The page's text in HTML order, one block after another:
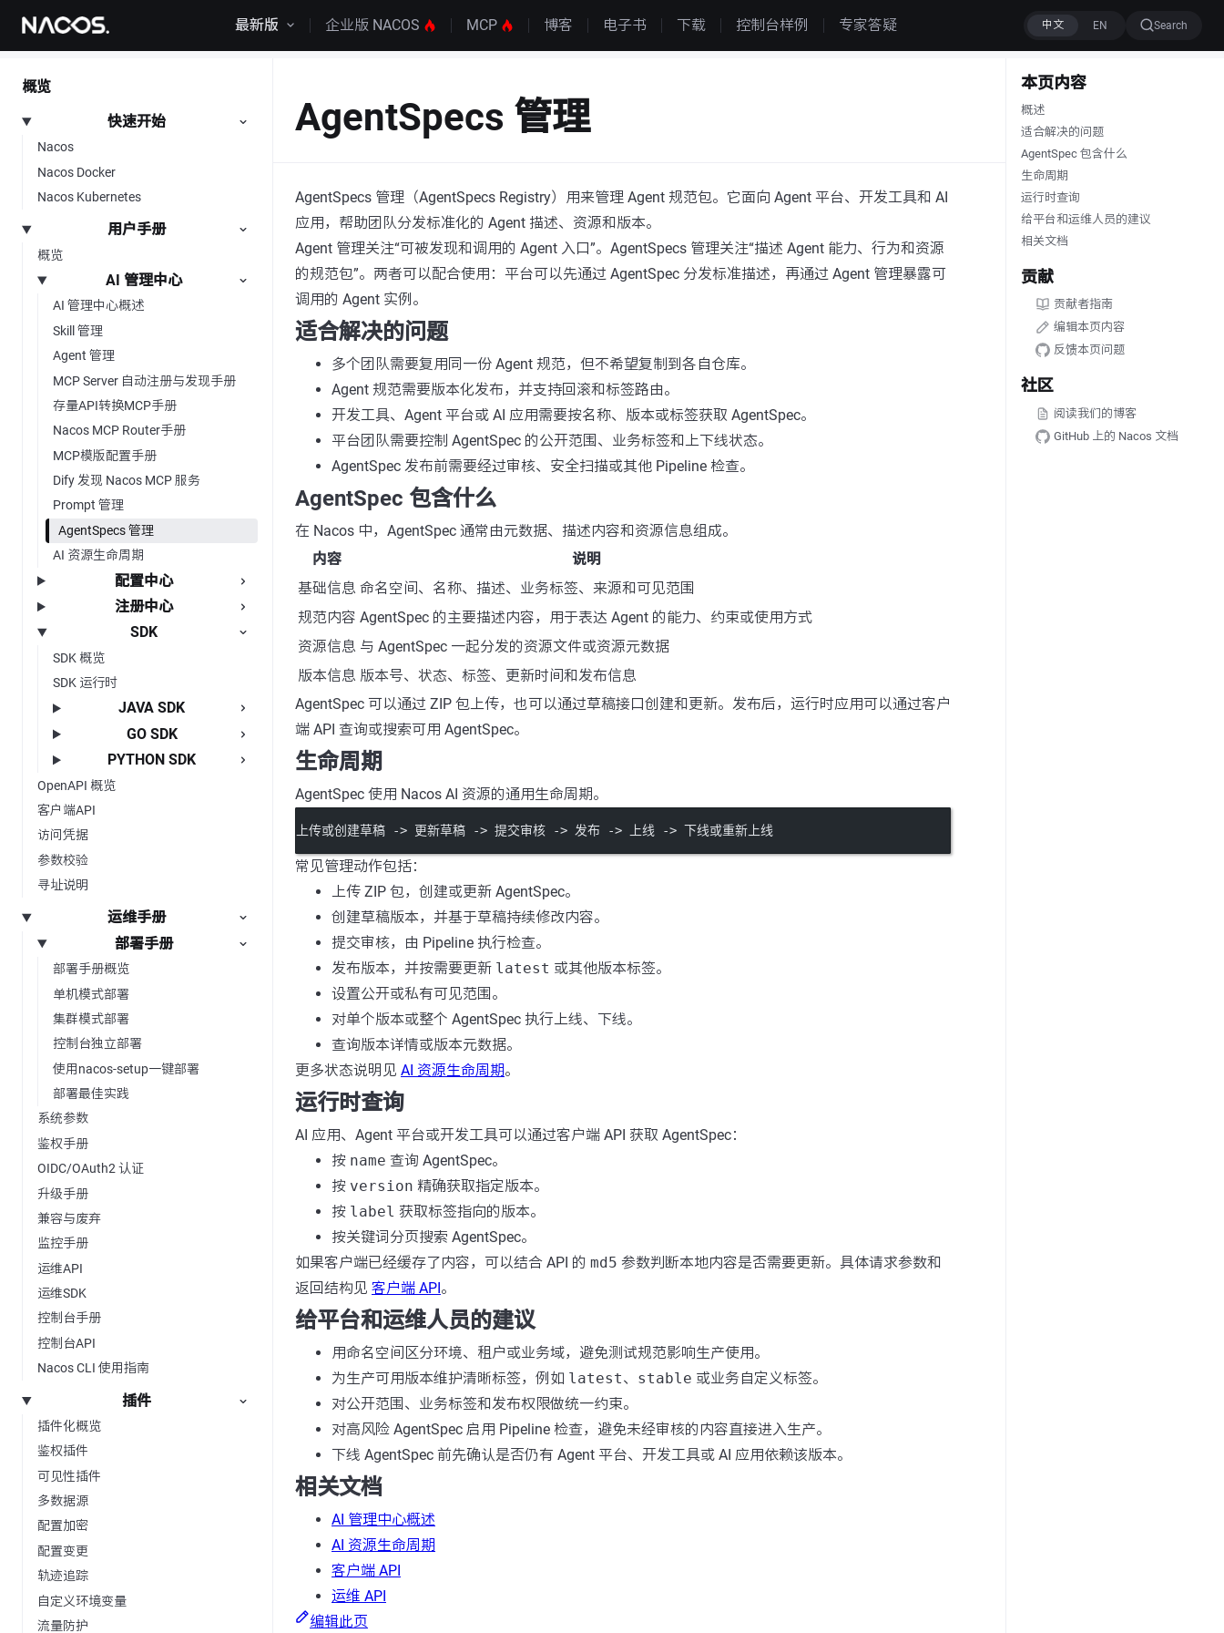
跳转到内容 最新版 企业版 NACOS MCP 博客 电子书 下载 控制台样例 专家答疑 Search
概览
快速开始
Nacos
Nacos Docker
Nacos Kubernetes
用户手册
概览
AI 管理中心
AI 管理中心概述
Skill 管理
Agent 管理
MCP Server 自动注册与发现手册
存量API转换MCP手册
Nacos MCP Router手册
MCP模版配置手册
Dify 发现 Nacos MCP 服务
Prompt 管理
AgentSpecs 管理
AI 资源生命周期
配置中心
注册中心
SDK
SDK 概览
SDK 运行时
JAVA SDK
GO SDK
PYTHON SDK
OpenAPI 概览
客户端API
访问凭据
参数校验
寻址说明
运维手册
部署手册
部署手册概览
单机模式部署
集群模式部署
控制台独立部署
使用nacos-setup一键部署
部署最佳实践
系统参数
鉴权手册
OIDC/OAuth2 认证
升级手册
兼容与废弃
监控手册
运维API
运维SDK
控制台手册
控制台API
Nacos CLI 使用指南
插件
插件化概览
鉴权插件
可见性插件
多数据源
配置加密
配置变更
轨迹追踪
自定义环境变量
流量防护
本页内容
概述
适合解决的问题
AgentSpec 包含什么
生命周期
运行时查询
给平台和运维人员的建议
相关文档
贡献
贡献者指南
编辑本页内容
反馈本页问题
社区
阅读我们的博客
GitHub 上的 Nacos 文档
AgentSpecs 管理
AgentSpecs 管理（AgentSpecs Registry）用来管理 Agent 规范包。它面向 Agent 平台、开发工具和 AI
应用，帮助团队分发标准化的 Agent 描述、资源和版本。
Agent 管理关注“可被发现和调用的 Agent 入口”。AgentSpecs 管理关注“描述 Agent 能力、行为和资源
的规范包”。两者可以配合使用：平台可以先通过 AgentSpec 分发标准描述，再通过 Agent 管理暴露可
调用的 Agent 实例。
适合解决的问题
多个团队需要复用同一份 Agent 规范，但不希望复制到各自仓库。
Agent 规范需要版本化发布，并支持回滚和标签路由。
开发工具、Agent 平台或 AI 应用需要按名称、版本或标签获取 AgentSpec。
平台团队需要控制 AgentSpec 的公开范围、业务标签和上下线状态。
AgentSpec 发布前需要经过审核、安全扫描或其他 Pipeline 检查。
AgentSpec 包含什么
在 Nacos 中，AgentSpec 通常由元数据、描述内容和资源信息组成。
内容
说明
基础信息 命名空间、名称、描述、业务标签、来源和可见范围
规范内容 AgentSpec 的主要描述内容，用于表达 Agent 的能力、约束或使用方式
资源信息 与 AgentSpec 一起分发的资源文件或资源元数据
版本信息 版本号、状态、标签、更新时间和发布信息
AgentSpec 可以通过 ZIP 包上传，也可以通过草稿接口创建和更新。发布后，运行时应用可以通过客户
端 API 查询或搜索可用 AgentSpec。
生命周期
AgentSpec 使用 Nacos AI 资源的通用生命周期。
上传或创建草稿 -> 更新草稿 -> 提交审核 -> 发布 -> 上线 -> 下线或重新上线
常见管理动作包括：
上传 ZIP 包，创建或更新 AgentSpec。
创建草稿版本，并基于草稿持续修改内容。
提交审核，由 Pipeline 执行检查。
发布版本，并按需要更新 latest 或其他版本标签。
设置公开或私有可见范围。
对单个版本或整个 AgentSpec 执行上线、下线。
查询版本详情或版本元数据。
更多状态说明见 AI 资源生命周期。
运行时查询
AI 应用、Agent 平台或开发工具可以通过客户端 API 获取 AgentSpec：
按 name 查询 AgentSpec。
按 version 精确获取指定版本。
按 label 获取标签指向的版本。
按关键词分页搜索 AgentSpec。
如果客户端已经缓存了内容，可以结合 API 的 md5 参数判断本地内容是否需要更新。具体请求参数和
返回结构见 客户端 API。
给平台和运维人员的建议
用命名空间区分环境、租户或业务域，避免测试规范影响生产使用。
为生产可用版本维护清晰标签，例如 latest、 stable 或业务自定义标签。
对公开范围、业务标签和发布权限做统一约束。
对高风险 AgentSpec 启用 Pipeline 检查，避免未经审核的内容直接进入生产。
下线 AgentSpec 前先确认是否仍有 Agent 平台、开发工具或 AI 应用依赖该版本。
相关文档
AI 管理中心概述
AI 资源生命周期
客户端 API
运维 API
编辑此页